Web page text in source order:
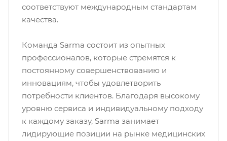
соответствуют международным стандартам
качества.
Команда Sarma состоит из опытных
профессионалов, которые стремятся к
постоянному совершенствованию и
инновациям, чтобы удовлетворить
потребности клиентов. Благодаря высокому
уровню сервиса и индивидуальному подходу
к каждому заказу, Sarma занимает
лидирующие позиции на рынке медицинских